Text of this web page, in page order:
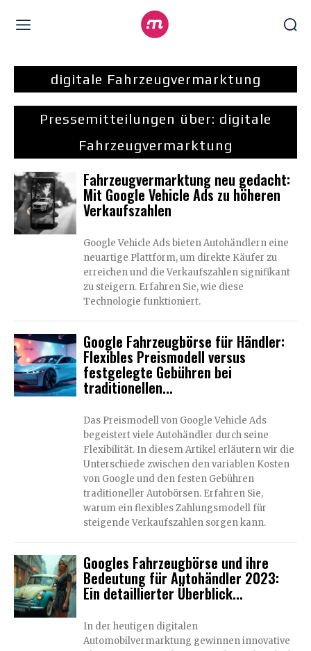
digitale Fahrzeugvermarktung
Pressemitteilungen über: digitale
Fahrzeugvermarktung
Fahrzeugvermarktung neu gedacht:
Mit Google Vehicle Ads zu höheren
Verkaufszahlen
Google Vehicle Ads bieten Autohändlern eine
neuartige Plattform, um direkte Käufer zu
erreichen und die Verkaufszahlen signifikant
zu steigern. Erfahren Sie, wie diese
Technologie funktioniert.
Google Fahrzeugbörse für Händler:
Flexibles Preismodell versus
festgelegte Gebühren bei
traditionellen...
Das Preismodell von Google Vehicle Ads
begeistert viele Autohändler durch seine
Flexibilität. In diesem Artikel erläutern wir die
Unterschiede zwischen den variablen Kosten
von Google und den festen Gebühren
traditioneller Autobörsen. Erfahren Sie,
warum ein flexibles Zahlungsmodell für
steigende Verkaufszahlen sorgen kann.
Googles Fahrzeugbörse und ihre
Bedeutung für Autohändler 2023:
Ein detaillierter Überblick...
In der heutigen digitalen
Automobilvermarktung gewinnen innovative